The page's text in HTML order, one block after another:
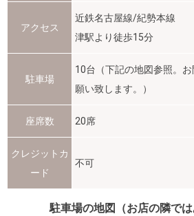
アクセス
近鉄名古屋線/紀勢本線
津駅より徒歩15分
駐車場
10台（下記の地図参照。
願い致します。）
座席数 20席
クレジットカ
ード
不可
駐車場の地図（お店の隣では